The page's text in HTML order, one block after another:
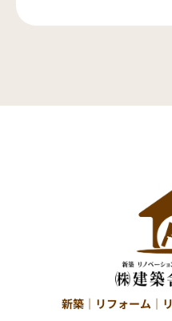
新築｜リフォーム｜